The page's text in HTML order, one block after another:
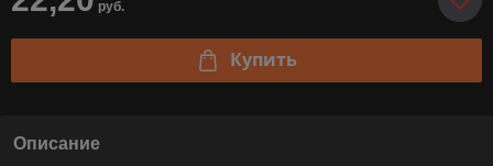
руб.
Купить
Описание